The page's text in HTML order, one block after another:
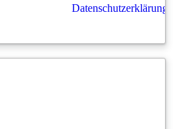
Datenschutzerklärung